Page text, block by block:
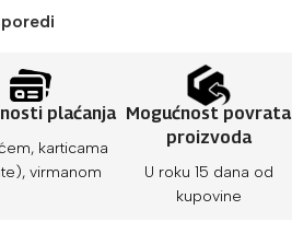
plaćanja
karticama
virmanom
Mogućnost povrata
proizvoda
U roku 15 dana od
kupovine